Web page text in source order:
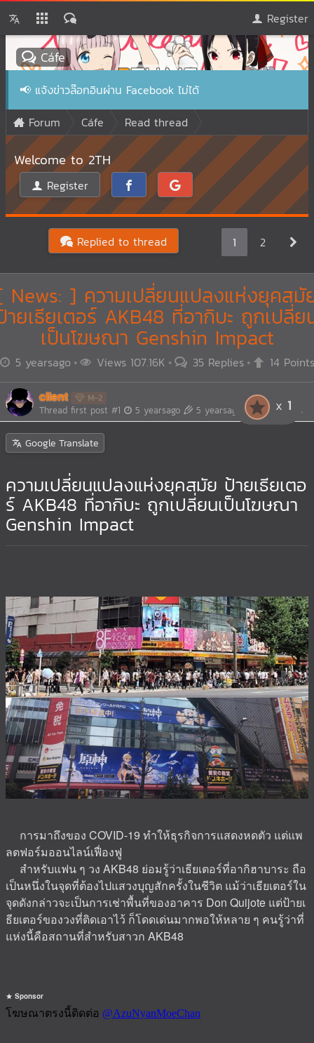
Register
Cáfe
📢 แจ้งข่าวล๊อกอินผ่าน Facebook ไม่ได้
Forum
Cáfe Read thread
Welcome to 2TH
Register
1 2
Replied to thread
News: ] ความเปลี่ยนแปลงแห่งยุคสมั
ายเธียเตอร์ AKB48 ที่อากิบะ ถูกเปลี่ย
เป็นโฆษณา Genshin Impact
5 yearsago Views 107.16K 35 Replies 14 Points
cilent M-2
Thread first post #1 5 yearsago 5 yearsago Edited 1 times
Google Translate
ความเปลี่ยนแปลงแห่งยุคสมัย ป้ายเธียเตอ
ร์ AKB48 ที่อากิบะ ถูกเปลี่ยนเป็นโฆษณา
Genshin Impact
การมาถึงของ COVID-19 ทำให้ธุรกิจการแสดงหดตัว แต่แพ
ลตฟอร์มออนไลน์เฟื่องฟู
สำหรับแฟน ๆ วง AKB48 ย่อมรู้ว่าเธียเตอร์ที่อากิฮาบาระ ถือ
เป็นหนึ่งในจุดที่ต้องไปแสวงบุญสักครั้งในชีวิต แม้ว่าเธียเตอร์ใน
จุดดังกล่าวจะเป็นการเช่าพื้นที่ของอาคาร Don Quijote แต่ป้ายเ
ธียเตอร์ของวงที่ติดเอาไว้ ก็โดดเด่นมากพอให้หลาย ๆ คนรู้ว่าที่
แห่งนี้คือสถานที่สำหรับสาวก AKB48
Sponsor
1